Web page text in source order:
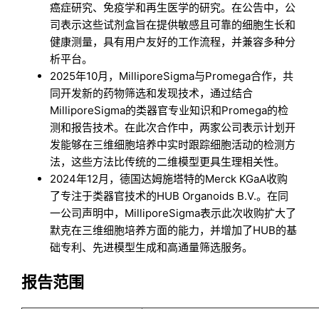
癌症研究、免疫学和再生医学的研究。在公告中，公
司表示这些试剂盒旨在提供敏感且可靠的细胞生长和
健康测量，具有用户友好的工作流程，并兼容多种分
析平台。
2025年10月，MilliporeSigma与Promega合作，共
同开发新的药物筛选和发现技术，通过结合
MilliporeSigma的类器官专业知识和Promega的检
测和报告技术。在此次合作中，两家公司表示计划开
发能够在三维细胞培养中实时跟踪细胞活动的检测方
法，这些方法比传统的二维模型更具生理相关性。
2024年12月，德国达姆施塔特的Merck KGaA收购
了专注于类器官技术的HUB Organoids B.V.。在同
一公司声明中，MilliporeSigma表示此次收购扩大了
默克在三维细胞培养方面的能力，并增加了HUB的基
础专利、先进模型生成和高通量筛选服务。
报告范围